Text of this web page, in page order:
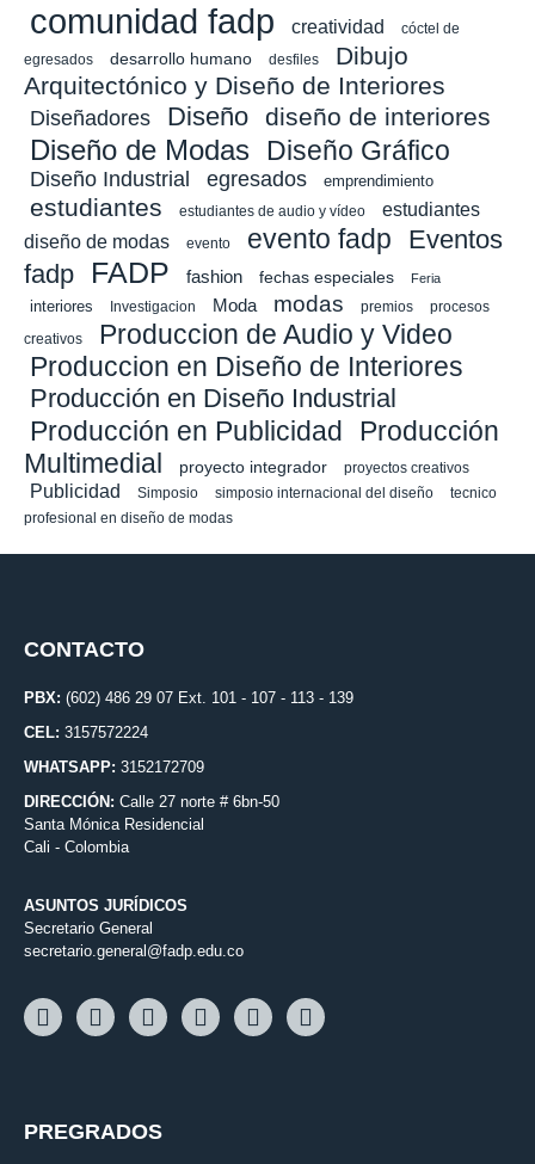
comunidad fadp creatividad
cóctel de
egresados
desarrollo humano desfiles
Dibujo
Arquitectónico y Diseño de Interiores
Diseñadores Diseño diseño de interiores
Diseño de Modas Diseño Gráfico
Diseño Industrial egresados emprendimiento
estudiantes estudiantes de audio y vídeo
estudiantes
diseño de modas
evento evento fadp
Eventos
fadp
FADP fashion fechas especiales Feria
interiores Investigacion Moda modas premios procesos
creativos Produccion de Audio y Video
Produccion en Diseño de Interiores
Producción en Diseño Industrial
Producción en Publicidad
Producción
Multimedial
proyecto integrador proyectos creativos
Publicidad Simposio simposio internacional del diseño
tecnico
profesional en diseño de modas
CONTACTO
PBX: (602) 486 29 07 Ext. 101 - 107 - 113 - 139
CEL: 3157572224
WHATSAPP: 3152172709
DIRECCIÓN: Calle 27 norte # 6bn-50
Santa Mónica Residencial
Cali - Colombia
ASUNTOS JURÍDICOS
Secretario General
secretario.general@fadp.edu.co
PREGRADOS